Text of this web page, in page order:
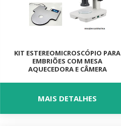
KIT ESTEREOMICROSCÓPIO PARA
EMBRIÕES COM MESA
AQUECEDORA E CÂMERA
MAIS DETALHES